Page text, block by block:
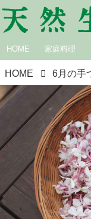
HOME 家庭料理
HOME